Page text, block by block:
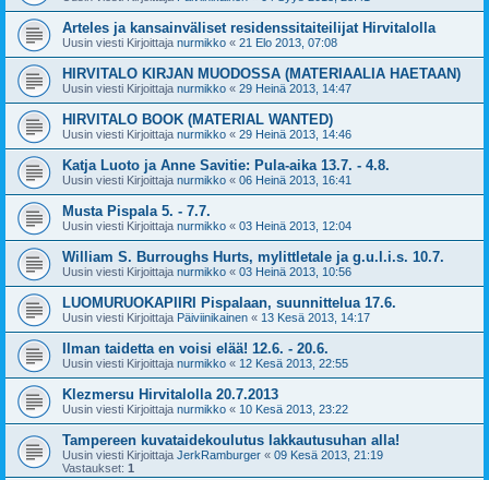
Arteles ja kansainväliset residenssitaiteilijat Hirvitalolla
Uusin viesti Kirjoittaja nurmikko « 21 Elo 2013, 07:08
HIRVITALO KIRJAN MUODOSSA (MATERIAALIA HAETAAN)
Uusin viesti Kirjoittaja nurmikko « 29 Heinä 2013, 14:47
HIRVITALO BOOK (MATERIAL WANTED)
Uusin viesti Kirjoittaja nurmikko « 29 Heinä 2013, 14:46
Katja Luoto ja Anne Savitie: Pula-aika 13.7. - 4.8.
Uusin viesti Kirjoittaja nurmikko « 06 Heinä 2013, 16:41
Musta Pispala 5. - 7.7.
Uusin viesti Kirjoittaja nurmikko « 03 Heinä 2013, 12:04
William S. Burroughs Hurts, mylittletale ja g.u.l.i.s. 10.7.
Uusin viesti Kirjoittaja nurmikko « 03 Heinä 2013, 10:56
LUOMURUOKAPIIRI Pispalaan, suunnittelua 17.6.
Uusin viesti Kirjoittaja Päiviinikainen « 13 Kesä 2013, 14:17
Ilman taidetta en voisi elää! 12.6. - 20.6.
Uusin viesti Kirjoittaja nurmikko « 12 Kesä 2013, 22:55
Klezmersu Hirvitalolla 20.7.2013
Uusin viesti Kirjoittaja nurmikko « 10 Kesä 2013, 23:22
Tampereen kuvataidekoulutus lakkautusuhan alla!
Uusin viesti Kirjoittaja JerkRamburger « 09 Kesä 2013, 21:19
Vastaukset: 1